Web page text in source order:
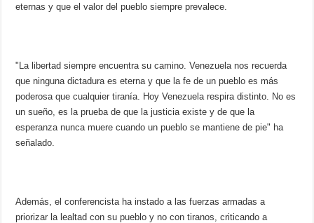
eternas y que el valor del pueblo siempre prevalece.
"La libertad siempre encuentra su camino. Venezuela nos recuerda
que ninguna dictadura es eterna y que la fe de un pueblo es más
poderosa que cualquier tiranía. Hoy Venezuela respira distinto. No es
un sueño, es la prueba de que la justicia existe y de que la
esperanza nunca muere cuando un pueblo se mantiene de pie" ha
señalado.
Además, el conferencista ha instado a las fuerzas armadas a
priorizar la lealtad con su pueblo y no con tiranos, criticando a